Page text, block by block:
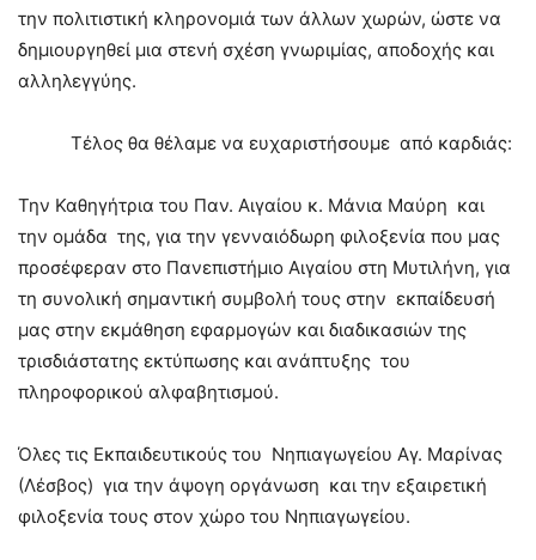
την πολιτιστική κληρονομιά των άλλων χωρών, ώστε να
δημιουργηθεί μια στενή σχέση γνωριμίας, αποδοχής και
αλληλεγγύης.
Τέλος θα θέλαμε να ευχαριστήσουμε από καρδιάς:
Την Καθηγήτρια του Παν. Αιγαίου κ. Μάνια Μαύρη και
την ομάδα της, για την γενναιόδωρη φιλοξενία που μας
προσέφεραν στο Πανεπιστήμιο Αιγαίου στη Μυτιλήνη, για
τη συνολική σημαντική συμβολή τους στην εκπαίδευσή
μας στην εκμάθηση εφαρμογών και διαδικασιών της
τρισδιάστατης εκτύπωσης και ανάπτυξης του
πληροφορικού αλφαβητισμού.
Όλες τις Εκπαιδευτικούς του Νηπιαγωγείου Αγ. Μαρίνας
(Λέσβος) για την άψογη οργάνωση και την εξαιρετική
φιλοξενία τους στον χώρο του Νηπιαγωγείου.